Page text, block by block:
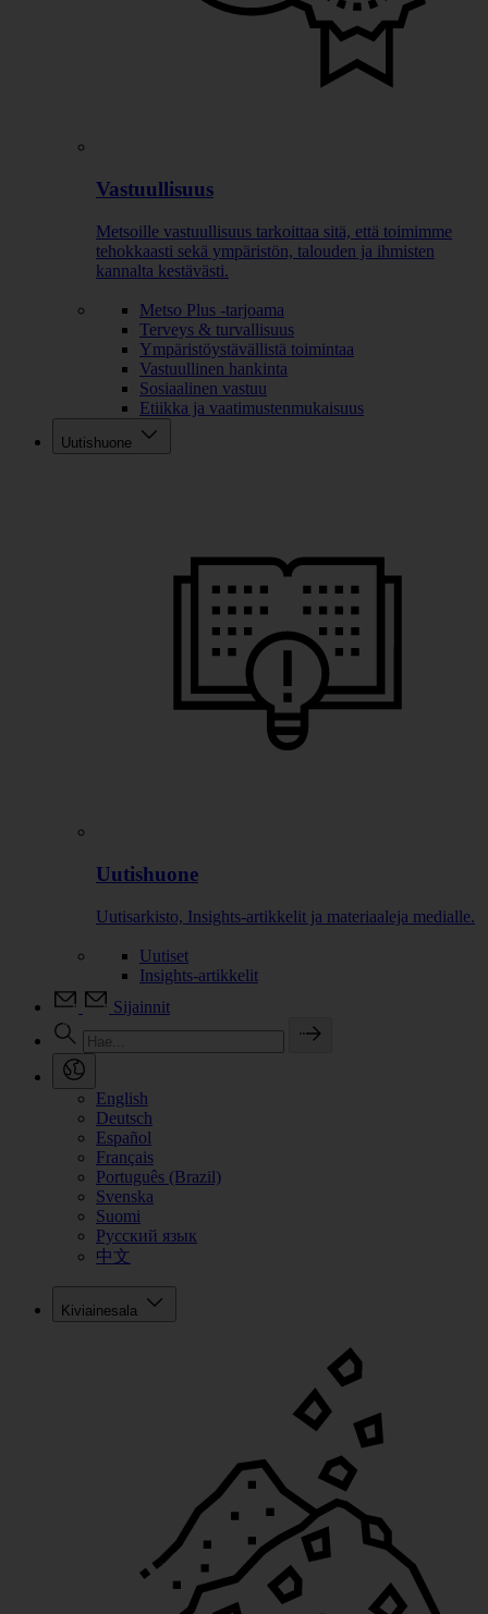
Vastuullisuus
Metsoille vastuullisuus tarkoittaa sitä, että toimimme
tehokkaasti sekä ympäristön, talouden ja ihmisten
kannalta kestävästi.
Metso Plus -tarjoama
Terveys & turvallisuus
Ympäristöystävällistä toimintaa
Vastuullinen hankinta
Sosiaalinen vastuu
Etiikka ja vaatimustenmukaisuus
Uutishuone
Uutishuone
Uutisarkisto, Insights-artikkelit ja materiaaleja medialle.
Uutiset
Insights-artikkelit
Sijainnit
English
Deutsch
Español
Français
Português (Brazil)
Svenska
Suomi
Русский язык
中文
Kiviainesala